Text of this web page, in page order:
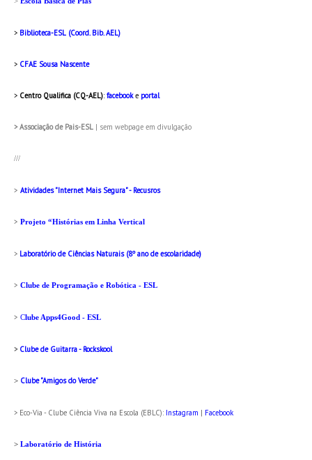
> Biblioteca-ESL (Coord. Bib. AEL)
> CFAE Sousa Nascente
> Centro Qualifica (CQ-AEL): facebook e portal
> Associação de Pais-ESL | sem webpage em divulgação
///
> Atividades "Internet Mais Segura" - Recusros
> Projeto “Histórias em Linha Vertical
> Laboratório de Ciências Naturais (8º ano de escolaridade)
> Clube de Programação e Robótica - ESL
> Clube Apps4Good - ESL
> Clube de Guitarra - Rockskool
> Clube "Amigos do Verde"
> Eco-Via - Clube Ciência Viva na Escola (EBLC): Instagram | Facebook
> Laboratório de História